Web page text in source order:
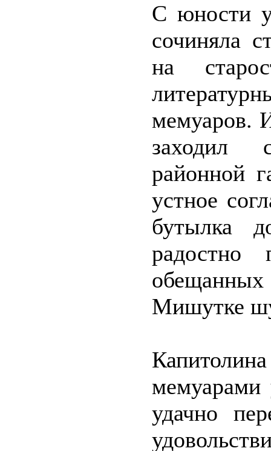
С юности
сочиняла
на
мемуаров.
заходил
районной
устное
бутылка
радостно
Мишутке
мемуарами
удачно